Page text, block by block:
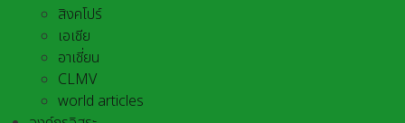
สิงคโปร์
เอเชีย
อาเชี่ยน
CLMV
world articles